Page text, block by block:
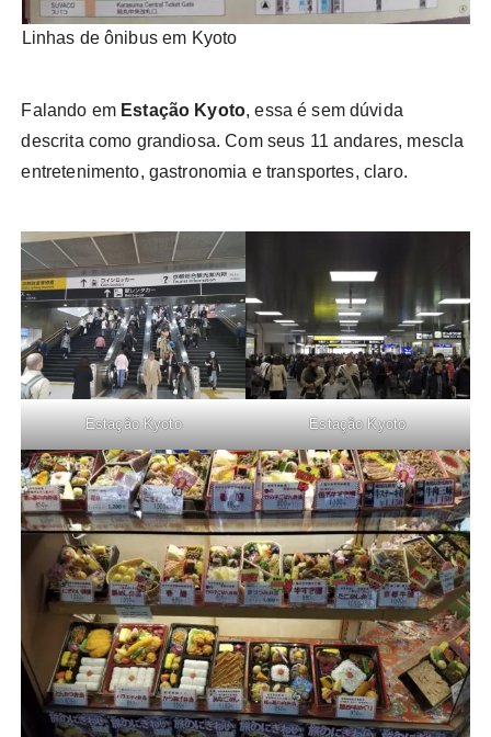
Linhas de ônibus em Kyoto
Falando em Estação Kyoto, essa é sem dúvida
descrita como grandiosa. Com seus 11 andares, mescla
entretenimento, gastronomia e transportes, claro.
Estação Kyoto Estação Kyoto